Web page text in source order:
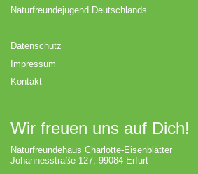
Naturfreundejugend Deutschlands
Datenschutz
Impressum
Kontakt
Wir freuen uns auf Dich!
Naturfreundehaus Charlotte-Eisenblätter
Johannesstraße 127, 99084 Erfurt